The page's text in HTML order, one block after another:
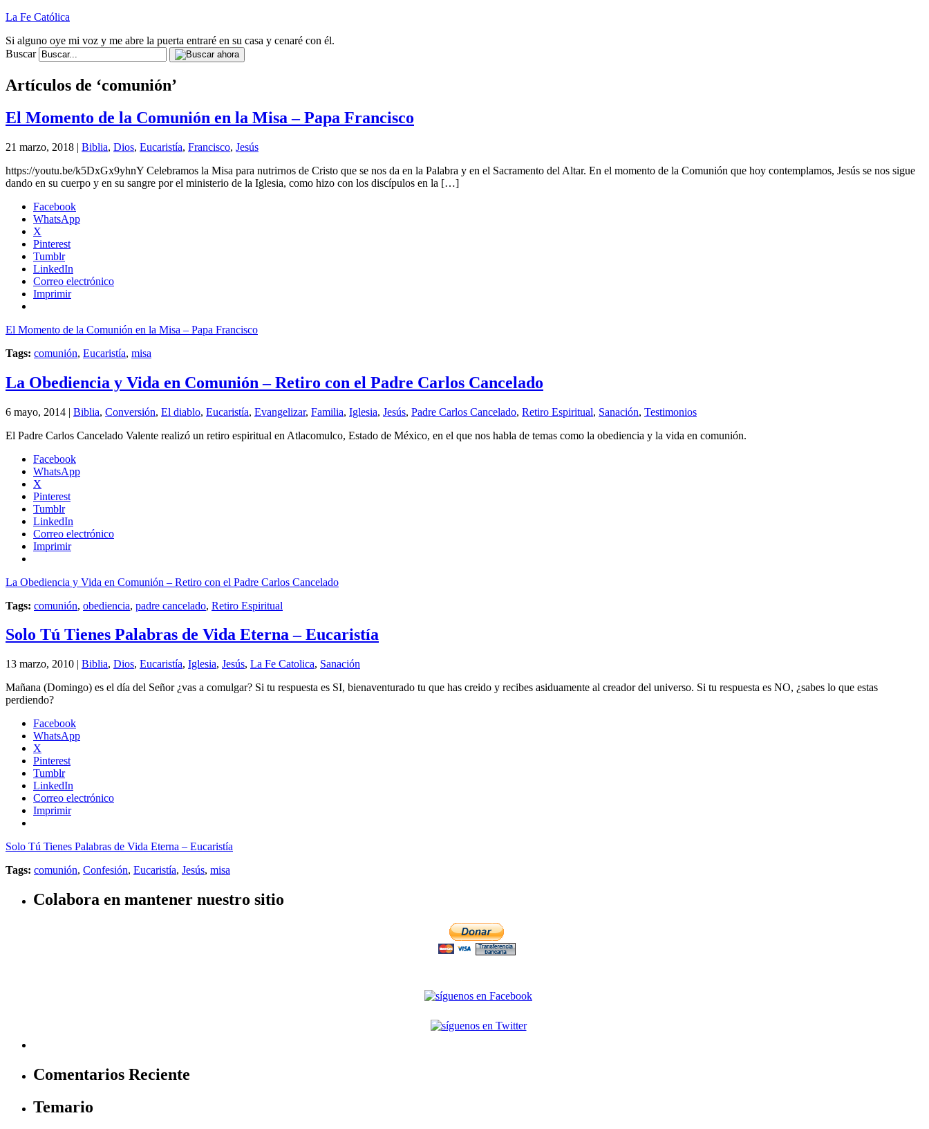
La Fe Católica
Si alguno oye mi voz y me abre la puerta entraré en su casa y cenaré con él.
Buscar
Artículos de ‘comunión’
El Momento de la Comunión en la Misa – Papa Francisco
21 marzo, 2018 | Biblia, Dios, Eucaristía, Francisco, Jesús
https://youtu.be/k5DxGx9yhnY Celebramos la Misa para nutrirnos de Cristo que se nos da en la Palabra y en el Sacramento del Altar. En el momento de la Comunión que hoy contemplamos, Jesús se nos sigue
dando en su cuerpo y en su sangre por el ministerio de la Iglesia, como hizo con los discípulos en la […]
Facebook
WhatsApp
X
Pinterest
Tumblr
LinkedIn
Correo electrónico
Imprimir
El Momento de la Comunión en la Misa – Papa Francisco
Tags: comunión, Eucaristía, misa
La Obediencia y Vida en Comunión – Retiro con el Padre Carlos Cancelado
6 mayo, 2014 | Biblia, Conversión, El diablo, Eucaristía, Evangelizar, Familia, Iglesia, Jesús, Padre Carlos Cancelado, Retiro Espiritual, Sanación, Testimonios
El Padre Carlos Cancelado Valente realizó un retiro espiritual en Atlacomulco, Estado de México, en el que nos habla de temas como la obediencia y la vida en comunión.
Facebook
WhatsApp
X
Pinterest
Tumblr
LinkedIn
Correo electrónico
Imprimir
La Obediencia y Vida en Comunión – Retiro con el Padre Carlos Cancelado
Tags: comunión, obediencia, padre cancelado, Retiro Espiritual
Solo Tú Tienes Palabras de Vida Eterna – Eucaristía
13 marzo, 2010 | Biblia, Dios, Eucaristía, Iglesia, Jesús, La Fe Catolica, Sanación
Mañana (Domingo) es el día del Señor ¿vas a comulgar? Si tu respuesta es SI, bienaventurado tu que has creido y recibes asiduamente al creador del universo. Si tu respuesta es NO, ¿sabes lo que estas
perdiendo?
Facebook
WhatsApp
X
Pinterest
Tumblr
LinkedIn
Correo electrónico
Imprimir
Solo Tú Tienes Palabras de Vida Eterna – Eucaristía
Tags: comunión, Confesión, Eucaristía, Jesús, misa
Colabora en mantener nuestro sitio
Comentarios Reciente
Temario